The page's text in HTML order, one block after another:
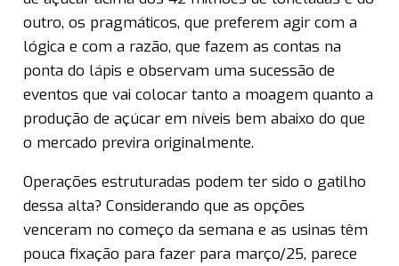
outro, os pragmáticos, que preferem agir com a
lógica e com a razão, que fazem as contas na
ponta do lápis e observam uma sucessão de
eventos que vai colocar tanto a moagem quanto a
produção de açúcar em níveis bem abaixo do que
o mercado previra originalmente.
Operações estruturadas podem ter sido o gatilho
dessa alta? Considerando que as opções
venceram no começo da semana e as usinas têm
pouca fixação para fazer para março/25, parece